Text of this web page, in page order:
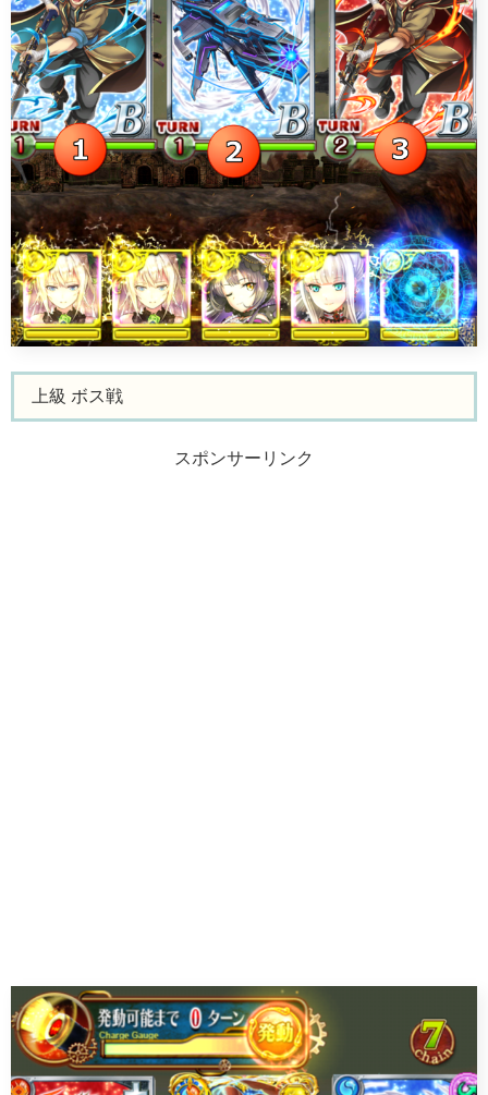
上級 ボス戦
スポンサーリンク